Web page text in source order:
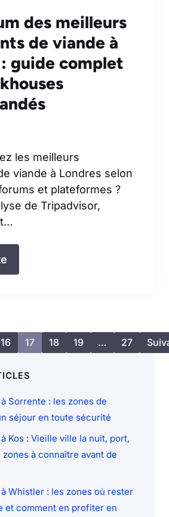
des meilleurs
de viande à
guide complet
les meilleurs
viande à Londres selon
et plateformes ?
de Tripadvisor,
16 17 18 19 … 27
Sorrente : les zones de
séjour en toute sécurité
Kos : Vieille ville la nuit, port,
à connaître avant de
Whistler : les zones où rester
et comment en profiter en